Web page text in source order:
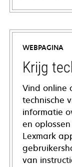
WEBPAGINA
Krijg
Vind online
technische
informatie
en
Lexmark
van